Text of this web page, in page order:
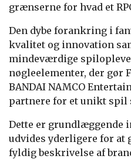
grænserne for hvad et
Den dybe forankring i
kvalitet og innovation
mindeværdige
nøgleelementer, der gør
BANDAI NAMCO
partnere for et unikt spil
Dette er grundlæggende
udvides yderligere for at
fyldig beskrivelse af